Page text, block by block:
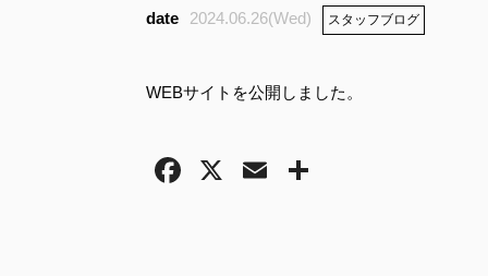
2024.06.26(Wed) スタッフブログ
WEBサイトを公開しました。